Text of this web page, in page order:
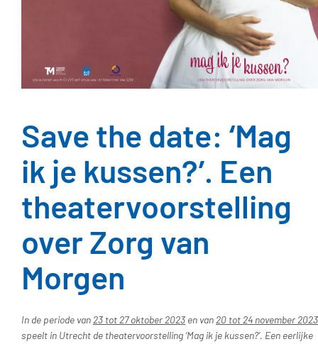
Save the date: ‘Mag
ik je kussen?’. Een
theatervoorstelling
over Zorg van
Morgen
In de periode van 23 tot 27 oktober 2023en van 20 tot 24 november 2023
speelt in Utrecht de theatervoorstelling ‘Mag ik je kussen?’. Een eerlijke